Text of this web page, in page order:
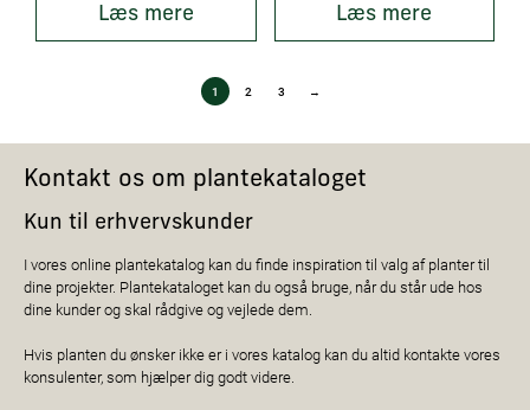
Læs mere Læs mere
1 2 3 →
Kontakt os om plantekataloget
Kun til erhvervskunder
I vores online plantekatalog kan du finde inspiration til valg af planter til
dine projekter. Plantekataloget kan du også bruge, når du står ude hos
dine kunder og skal rådgive og vejlede dem.
Hvis planten du ønsker ikke er i vores katalog kan du altid kontakte vores
konsulenter, som hjælper dig godt videre.